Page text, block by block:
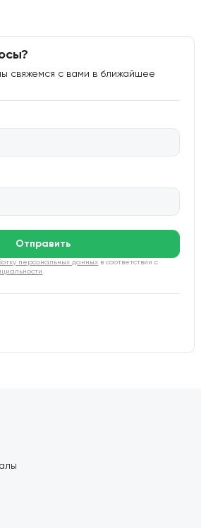
свяжемся с вами в ближайшее
Отправить
персональных данных в соответствии с